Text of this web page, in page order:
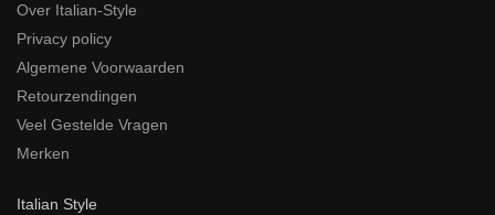
Over Italian-Style
Privacy policy
Algemene Voorwaarden
Retourzendingen
Veel Gestelde Vragen
Merken
Italian Style